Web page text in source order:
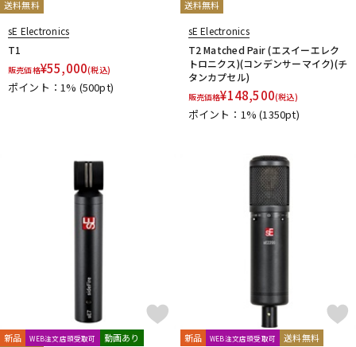
送料無料
sE Electronics
T1
販売価格¥55,000(税込)
ポイント：1% (500pt)
送料無料
sE Electronics
T2 Matched Pair (エスイーエレク
トロニクス)(コンデンサーマイク)(チ
タンカプセル)
販売価格¥148,500(税込)
ポイント：1%(1350pt)
新品 WEB注文店頭受取可
動画あり
新品 WEB注文店頭受取可 送料無料